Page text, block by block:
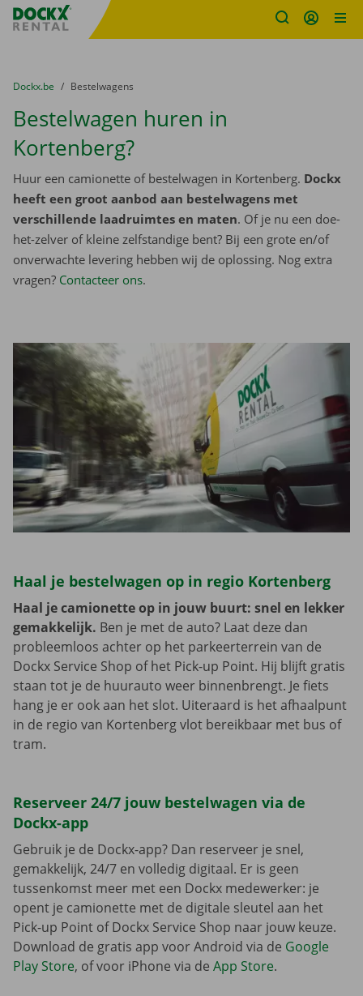
Fratello DEMO
U bevindt zich hier:
van
Dockx.be naar
Bestelwagens
Bestelwagen huren in
Kortenberg?
Huur een camionette of bestelwagen in Kortenberg. Dockx
heeft een groot aanbod aan bestelwagens met
verschillende laadruimtes en maten. Of je nu een doe-
het-zelver of kleine zelfstandige bent? Bij een grote en/of
onverwachte levering hebben wij de oplossing. Nog extra
vragen? Contacteer ons.
Haal je bestelwagen op in regio Kortenberg
Haal je camionette op in jouw buurt: snel en lekker
gemakkelijk. Ben je met de auto? Laat deze dan
probleemloos achter op het parkeerterrein van de
Dockx Service Shop of het Pick-up Point. Hij blijft gratis
staan tot je de huurauto weer binnenbrengt. Je fiets
hang je er ook aan het slot. Uiteraard is het afhaalpunt
in de regio van Kortenberg vlot bereikbaar met bus of
tram.
Reserveer 24/7 jouw bestelwagen via de
Dockx-app
Gebruik je de Dockx-app? Dan reserveer je snel,
gemakkelijk, 24/7 en volledig digitaal. Er is geen
tussenkomst meer met een Dockx medewerker: je
opent je camionette met de digitale sleutel aan het
Pick-up Point of Dockx Service Shop naar jouw keuze.
Download de gratis app voor Android via de Google
Play Store, of voor iPhone via de App Store.